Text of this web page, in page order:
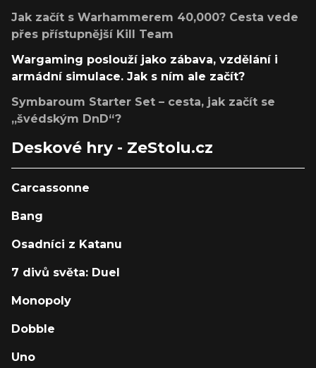
Jak začít s Warhammerem 40,000? Cesta vede
přes přístupnější Kill Team
Wargaming poslouží jako zábava, vzdělání i
armádní simulace. Jak s ním ale začít?
Symbaroum Starter Set – cesta, jak začít se
„švédským DnD“?
Deskové hry - ZeStolu.cz
Carcassonne
Bang
Osadníci z Katanu
7 divů světa: Duel
Monopoly
Dobble
Uno